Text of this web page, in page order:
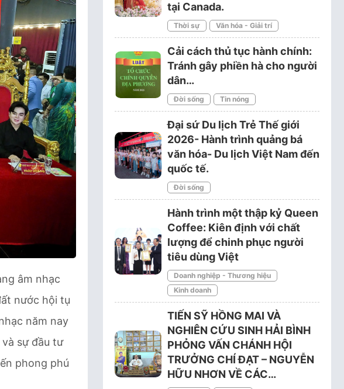
âm nhạc
nước hội tụ
năm nay
sự đầu tư
phong phú
tại Canada.
Thời sự Văn hóa - Giải trí
Cải cách thủ tục hành chính:
Tránh gây phiền hà cho người
dân…
Đời sống Tin nóng
Đại sứ Du lịch Trẻ Thế giới
2026- Hành trình quảng bá
văn hóa- Du lịch Việt Nam đến
quốc tế.
Đời sống
Hành trình một thập kỷ Queen
Coffee: Kiên định với chất
lượng để chinh phục người
tiêu dùng Việt
Doanh nghiệp - Thương hiệu
Kinh doanh
TIẾN SỸ HỒNG MAI VÀ
NGHIÊN CỨU SINH HẢI BÌNH
PHỎNG VẤN CHÁNH HỘI
TRƯỞNG CHÍ ĐẠT – NGUYỄN
HỮU NHƠN VỀ CÁC…